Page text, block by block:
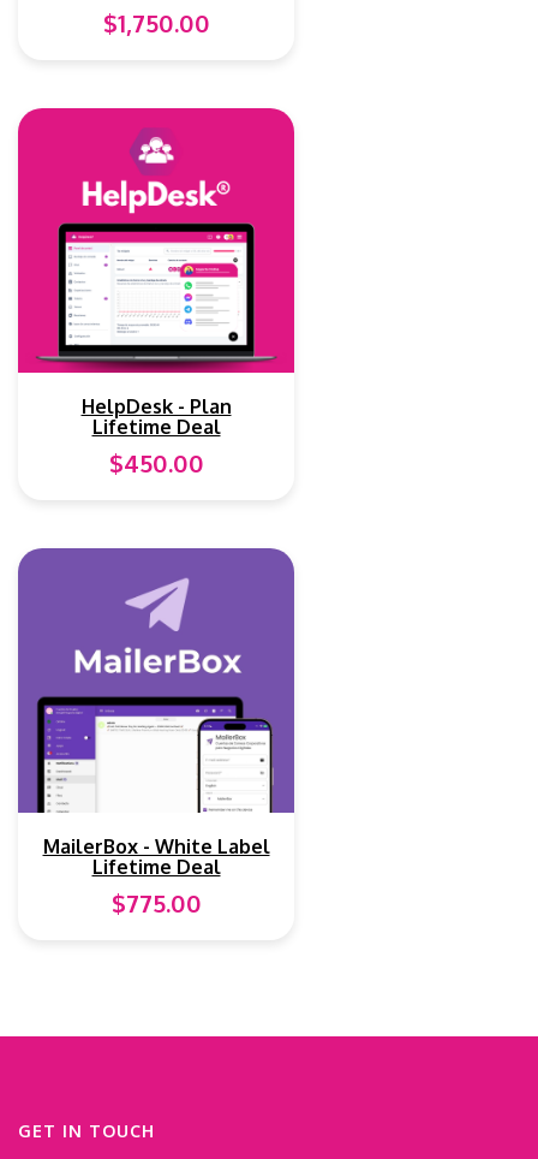
$1,750.00
HelpDesk - Plan
Lifetime Deal
$450.00
MailerBox - White Label
Lifetime Deal
$775.00
GET IN TOUCH